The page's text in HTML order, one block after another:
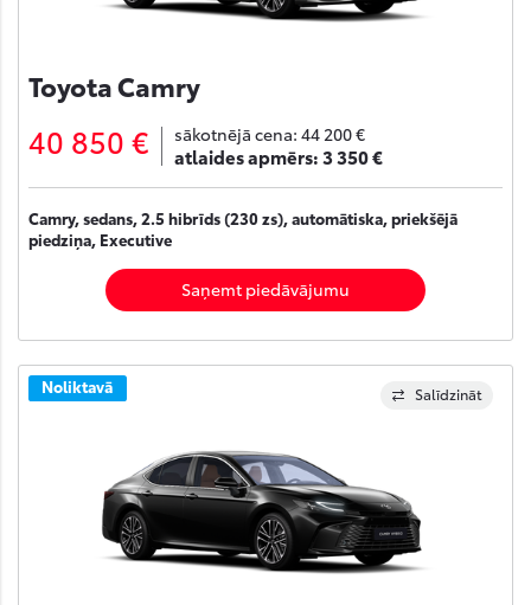
Toyota Camry
40 850 € sākotnējā cena: 44 200 €
atlaides apmērs:3 350 €
Camry, sedans, 2.5 hibrīds (230 zs), automātiska, priekšējā
piedziņa, Executive
Saņemt piedāvājumu
Salīdzināt
Noliktavā